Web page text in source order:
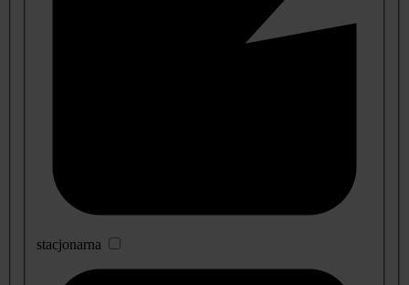
stacjonarna